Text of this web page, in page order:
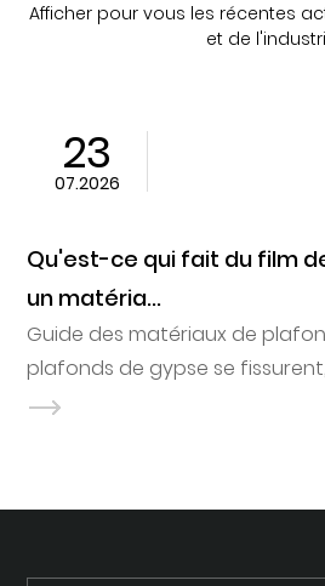
Afficher pour vous les récentes
et de
23
07.2026
Qu'est-ce qui fait du film
un matéria...
Guide des matériaux de plafond
plafonds de gypse se
tachent dès la première fuite